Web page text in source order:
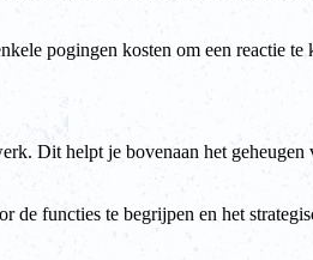
pogingen kosten om een reactie
Dit helpt je bovenaan het
functies te begrijpen en het